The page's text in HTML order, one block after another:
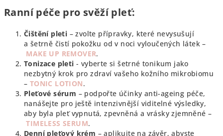
Ranní péče pro svěží pleť:
Čištění pleti – zvolte přípravky, které nevysušují
a šetrně čistí pokožku od v noci vyloučených látek –
MAKE UP REMOVER.
Tonizace pleti - vyberte si šetrné tonikum jako
nezbytný krok pro zdraví vašeho kožního mikrobiomu
– TONIC LOTION.
Pleťové sérum – podpořte účinky anti-ageing péče,
nanášejte pro ještě intenzivnější viditelné výsledky,
aby byla pleť vypnutá, zpevněná a vrásky zjemněné –
TIMELESS SERUM.
Denní pleťový krém – aplikujte na závěr, abyste